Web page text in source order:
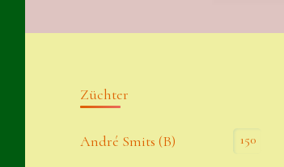
Züchter
André Smits (B) 150